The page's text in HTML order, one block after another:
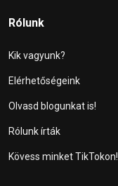
Rólunk
Kik vagyunk?
Elérhetőségeink
Olvasd blogunkat is!
Rólunk írták
Kövess minket TikTokon!